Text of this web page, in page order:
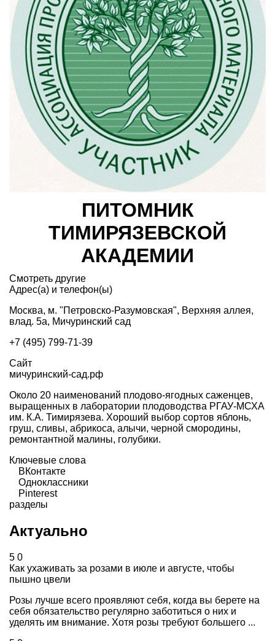
ПИТОМНИК
ТИМИРЯЗЕВСКОЙ
АКАДЕМИИ
Смотреть другие
Адрес(а) и телефон(ы)
Москва, м. "Петровско-Разумовская", Верхняя аллея,
влад. 5а, Мичуринский сад
+7 (495) 799-71-39
Сайт
мичуринский-сад.рф
Около 20 наименований плодово-ягодных саженцев,
выращенных в лаборатории плодоводства РГАУ-МСХА
им. К.А. Тимирязева. Хороший выбор сортов яблонь,
груш, сливы, абрикоса, алычи, черной смородины,
ремонтантной малины, голубики.
Ключевые слова
ВКонтакте
Одноклассники
Pinterest
разделы
Актуально
5 0
Как ухаживать за розами в июле и августе, чтобы
пышно цвели
Розы лучше всего проявляют себя, когда вы берете на
себя обязательство регулярно заботиться о них и
уделять им внимание. Хотя розы требуют большего ...